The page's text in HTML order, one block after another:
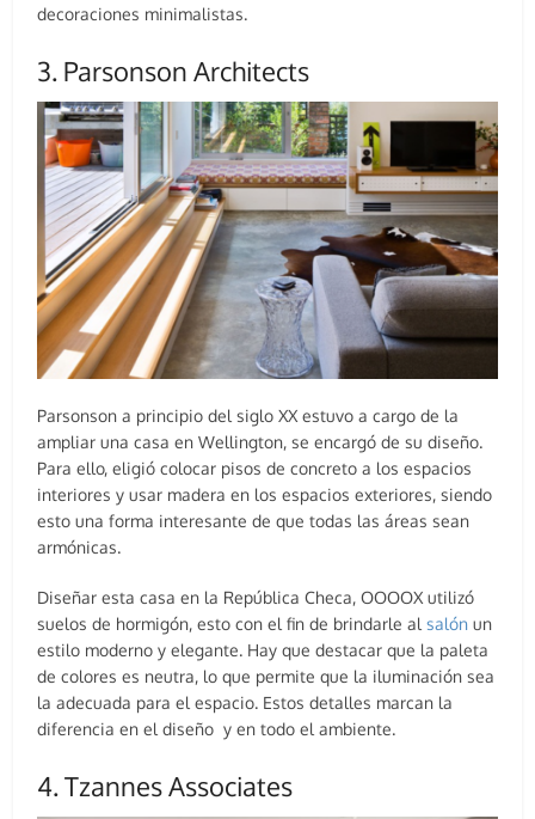
decoraciones minimalistas.
3. Parsonson Architects
Parsonson a principio del siglo XX estuvo a cargo de la
ampliar una casa en Wellington, se encargó de su diseño.
Para ello, eligió colocar pisos de concreto a los espacios
interiores y usar madera en los espacios exteriores, siendo
esto una forma interesante de que todas las áreas sean
armónicas.
Diseñar esta casa en la República Checa, OOOOX utilizó
suelos de hormigón, esto con el fin de brindarle alsalón un
estilo moderno y elegante. Hay que destacar que la paleta
de colores es neutra, lo que permite que la iluminación sea
la adecuada para el espacio. Estos detalles marcan la
diferencia en el diseño y en todo el ambiente.
4. Tzannes Associates